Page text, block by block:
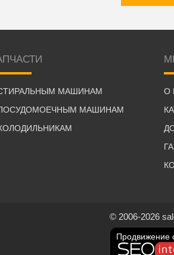
МАШИНАМ
МАШИНАМ
О
© 2006-2026
Продвижение